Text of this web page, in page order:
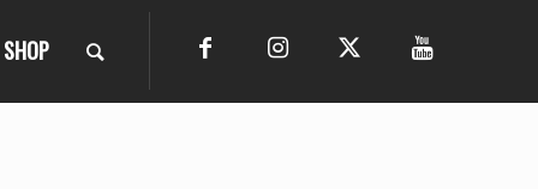
SHOP